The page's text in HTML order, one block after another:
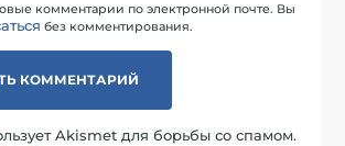
комментарии по электронной почте. Вы
без комментирования.
Akismet для борьбы со спамом.